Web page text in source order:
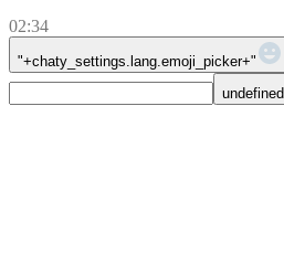
02:34
"+chaty_settings.lang.emoji_picker+"
undefined